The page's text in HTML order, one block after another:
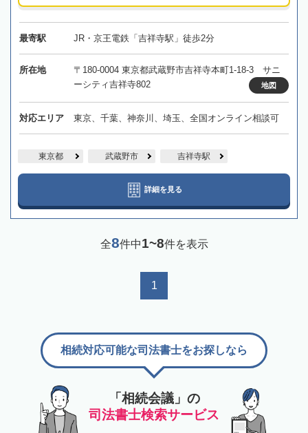
最寄駅 JR・京王電鉄「吉祥寺駅」徒歩2分
所在地
〒180-0004 東京都武蔵野市吉祥寺本町1-18-3 サニ
ーシティ吉祥寺802
地図
対応エリア 東京、千葉、神奈川、埼玉、全国オンライン相談可
東京都 武蔵野市 吉祥寺駅
詳細を見る
全8件中1~8件を表示
1
「相続会議」の
司法書士検索サービス
相続対応可能な司法書士をお探しなら